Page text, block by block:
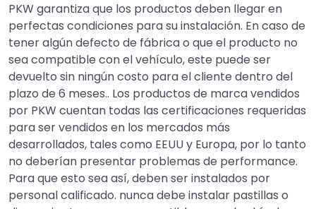
PKW garantiza que los productos deben llegar en
perfectas condiciones para su instalación. En caso de
tener algún defecto de fábrica o que el producto no
sea compatible con el vehículo, este puede ser
devuelto sin ningún costo para el cliente dentro del
plazo de 6 meses.. Los productos de marca vendidos
por PKW cuentan todas las certificaciones requeridas
para ser vendidos en los mercados más
desarrollados, tales como EEUU y Europa, por lo tanto
no deberían presentar problemas de performance.
Para que esto sea así, deben ser instalados por
personal calificado. nunca debe instalar pastillas o